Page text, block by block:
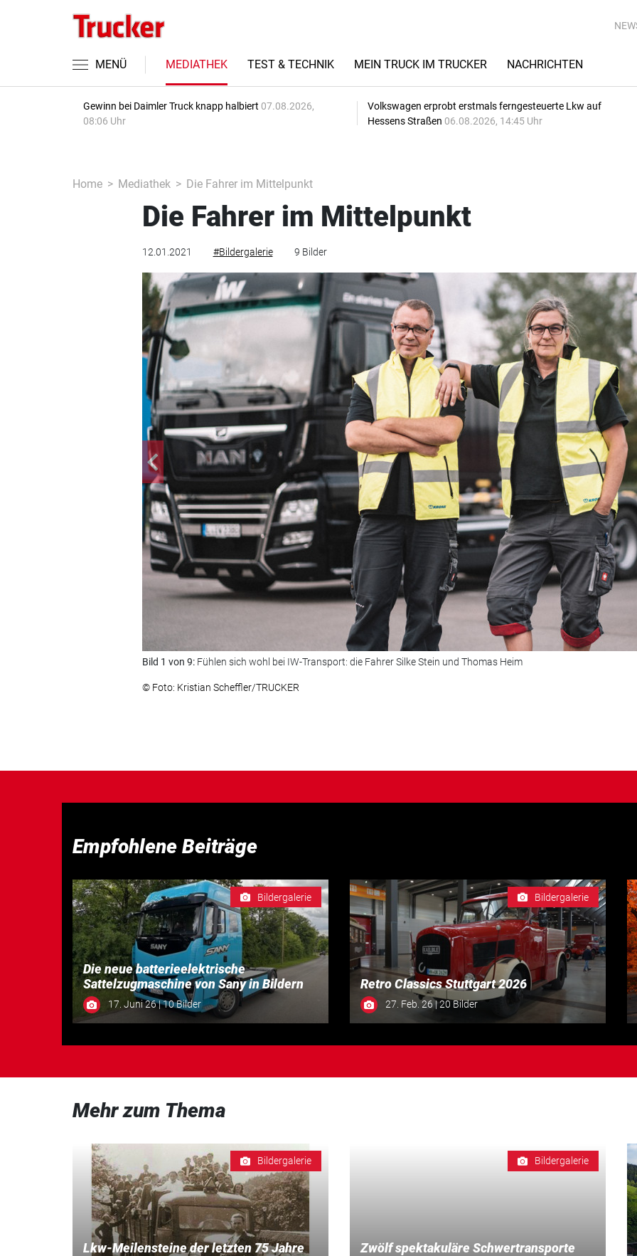
MENÜ MEDIATHEK TEST & TECHNIK MEIN TRUCK IM TRUCKER NACHRICHTEN
Gewinn bei Daimler Truck knapp halbiert 07.08.2026,
08:06 Uhr
Volkswagen erprobt erstmals ferngesteuerte Lkw auf
Hessens Straßen 06.08.2026, 14:45 Uhr
Home Mediathek Die Fahrer im Mittelpunkt
Die Fahrer im Mittelpunkt
12.01.2021 #Bildergalerie 9 Bilder
Bild 1 von 9: Fühlen sich wohl bei IW-Transport: die Fahrer Silke Stein und Thomas Heim
© Foto: Kristian Scheffler/TRUCKER
Empfohlene Beiträge
Bildergalerie
Die neue batterieelektrische
Sattelzugmaschine von Sany in Bildern
17. Juni 26 | 10 Bilder
Bildergalerie
Retro Classics Stuttgart 2026
27. Feb. 26 | 20 Bilder
Mehr zum Thema
Bildergalerie
Lkw-Meilensteine der letzten 75 Jahre
Bildergalerie
Zwölf spektakuläre Schwertransporte